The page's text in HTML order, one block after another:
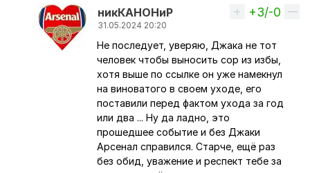
никКАНОНиР
31.05.2024 20:20
Ответ на комментарий пользователя
Вверх
+3/-0
Не последует, уверяю, Джака не тот
человек чтобы выносить сор из избы,
хотя выше по ссылке он уже намекнул
на виноватого в своем уходе, его
поставили перед фактом ухода за год
или два ... Ну да ладно, это
прошедшее событие и без Джаки
Арсенал справился. Старче, ещё раз
без обид, уважение и респект тебе за